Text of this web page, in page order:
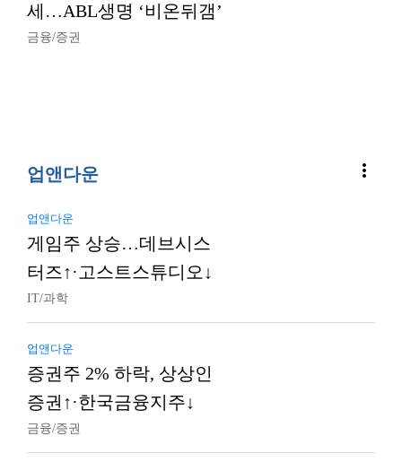
세…ABL생명 ‘비온뒤갬’
금융/증권
업앤다운 more_vert
업앤다운
게임주 상승…데브시스
터즈↑·고스트스튜디오↓
IT/과학
업앤다운
증권주 2% 하락, 상상인
증권↑·한국금융지주↓
금융/증권